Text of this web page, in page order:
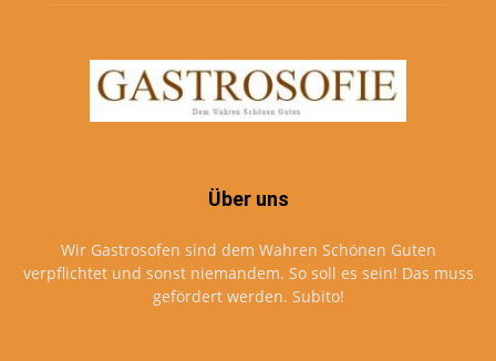
Über uns
Wir Gastrosofen sind dem Wahren Schönen Guten
verpflichtet und sonst niemandem. So soll es sein! Das muss
gefördert werden. Subito!